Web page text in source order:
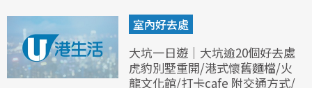
室內好去處
大坑一日遊｜大坑逾20個好去處
虎豹別墅重開/港式懷舊麵檔/火
龍文化館/打卡cafe 附交通方式/